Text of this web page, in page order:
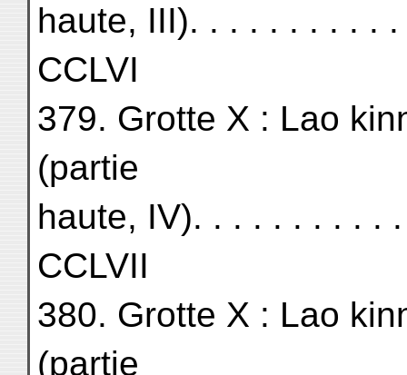
haute, III). . . . . . . . . .
CCLVI
379. Grotte X : Lao
(partie
haute, IV). . . . . . . . . .
CCLVII
380. Grotte X : Lao
(partie